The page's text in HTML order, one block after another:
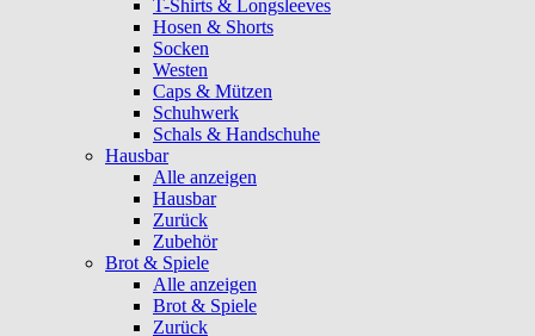
T-Shirts & Longsleeves
Hosen & Shorts
Socken
Westen
Caps & Mützen
Schuhwerk
Schals & Handschuhe
Hausbar
Alle anzeigen
Hausbar
Zurück
Zubehör
Brot & Spiele
Alle anzeigen
Brot & Spiele
Zurück